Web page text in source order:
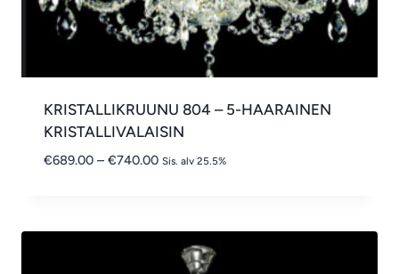
KRISTALLIKRUUNU 804 – 5-HAARAINEN
KRISTALLIVALAISIN
€689.00 – €740.00Hintaluokka:
Sis. alv 25.5%